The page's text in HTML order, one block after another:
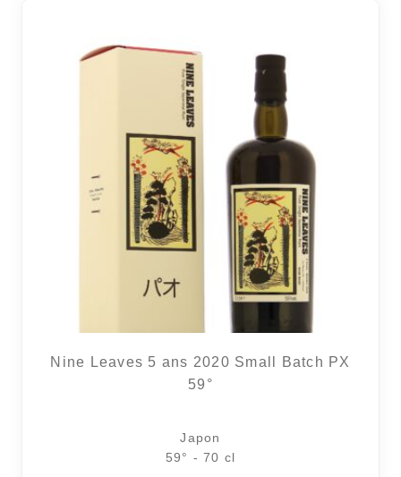
Nine Leaves 5 ans 2020 Small Batch PX
59°
Japon
59° - 70 cl